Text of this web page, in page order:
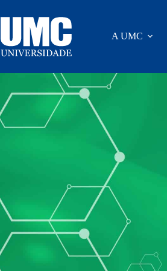
A UMC